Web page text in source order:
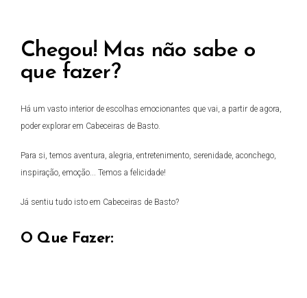
Chegou! Mas não sabe o
que fazer?
Há um vasto interior de escolhas emocionantes que vai, a partir de agora,
poder explorar em Cabeceiras de Basto.
Para si, temos aventura, alegria, entretenimento, serenidade, aconchego,
inspiração, emoção... Temos a felicidade!
Já sentiu tudo isto em Cabeceiras de Basto?
O Que Fazer: